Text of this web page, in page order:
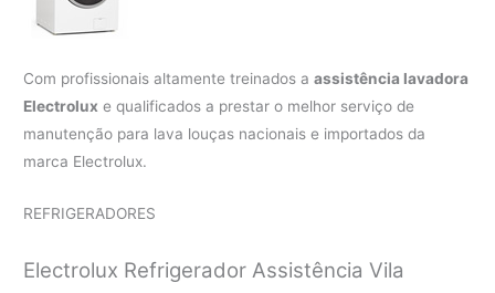
Com profissionais altamente treinados aassistência lavadora
Electrolux e qualificados a prestar o melhor serviço de
manutenção para lava louças nacionais e importados da
marca Electrolux.
REFRIGERADORES
Electrolux Refrigerador Assistência Vila